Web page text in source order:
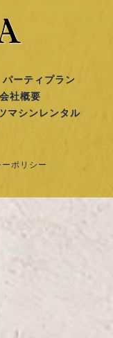
パーティプラン
会社概要
マシンレンタル
ポリシー